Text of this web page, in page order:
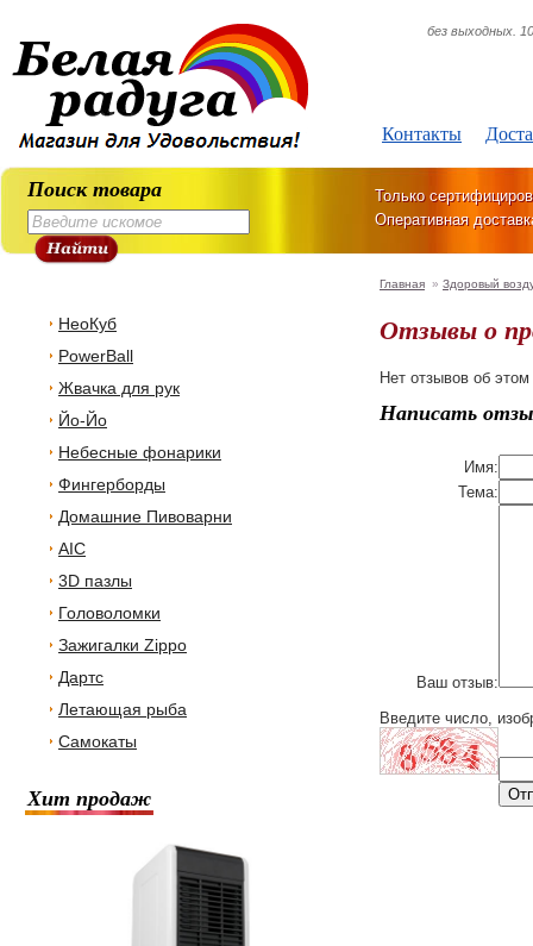
Контакты
без выходных.
Поиск товара
Только
Оперативная
НеоКуб
PowerBall
Жвачка для рук
Йо-Йо
Небесные фонарики
Фингерборды
Домашние Пивоварни
AIC
3D пазлы
Головоломки
Зажигалки Zippo
Дартс
Летающая рыба
Самокаты
Хит продаж
Главная » Здоровый
Отзывы о
Нет отзывов об этом
Написать
Имя:
Тема:
Ваш отзыв:
Введите число,